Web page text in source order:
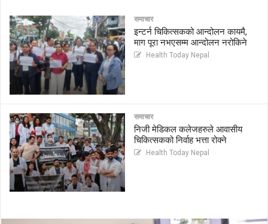
समाचार
इन्टर्न चिकित्सकको आन्दोलन कायमै,
माग पूरा नभएसम्म आन्दोलन नरोकिने
Health Today Nepal
समाचार
निजी मेडिकल कलेजहरुले आवासीय
चिकित्सकको निर्वाह भत्ता रोक्ने
Health Today Nepal